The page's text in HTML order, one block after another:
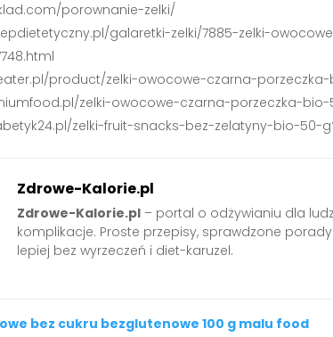
porownanie-zelki/
galaretki-zelki/7885-zelki-
product/zelki-owocowe-czarna-
zelki-owocowe-czarna-porzeczka-
zelki-fruit-snacks-bez-zelatyny-bio-50-
Zdrowe-Kalorie.pl
Zdrowe-Kalorie.pl – portal o odżywianiu dla
komplikacje. Proste przepisy, sprawdzone
lepiej bez wyrzeczeń i diet-karuzel.
bez cukru bezglutenowe 100 g malu food